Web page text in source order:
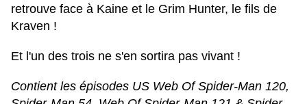
retrouve face à Kaine et le Grim Hunter, le fils de
Kraven !
Et l'un des trois ne s'en sortira pas vivant !
Contient les épisodes US Web Of Spider-Man 120,